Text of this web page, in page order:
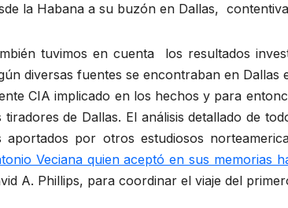
la Habana a su buzón en Dallas,
tuvimos en cuenta los resultados
diversas fuentes se encontraban en Dallas
CIA implicado en los hechos y para
tiradores de Dallas. El análisis detallado de
aportados por otros estudiosos
Veciana quien aceptó en sus memorias
A. Phillips, para coordinar el viaje del